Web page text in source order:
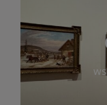
którym
i jej
uroczyste
czytelników.
by